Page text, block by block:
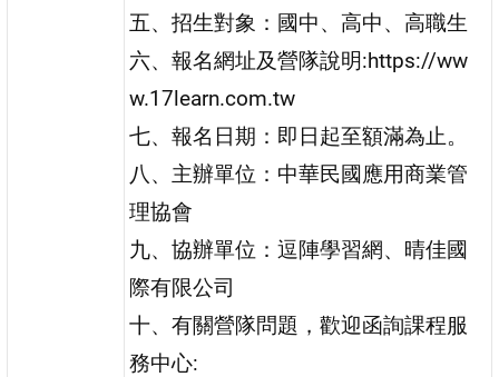
五、招生對象：國中、高中、高職生
六、報名網址及營隊說明:https://ww
w.17learn.com.tw
七、報名日期：即日起至額滿為止。
八、主辦單位：中華民國應用商業管
理協會
九、協辦單位：逗陣學習網、晴佳國
際有限公司
十、有關營隊問題，歡迎函詢課程服
務中心: